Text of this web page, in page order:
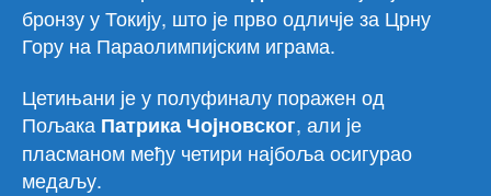
бронзу у Токију, што је прво одличје за Црну
Гору на Параолимпијским играма.
Цетињани је у полуфиналу поражен од
Пољака Патрика Чоjновског, али jе
пласманом међу четири наjбоља осигурао
медаљу.